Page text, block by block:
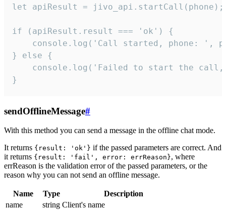
let apiResult = jivo_api.startCall(phone);
if (apiResult.result === 'ok') {
console.log('Call started, phone: ',
} else {
console.log('Failed to start the
}
sendOfflineMessage#
With this method you can send a message in the offline chat mode.
It returns {result: 'ok'} if the passed parameters are correct. And
it returns {result: 'fail', error: errReason}, where
errReason is the validation error of the passed parameters, or the
reason why you can not send an offline message.
Name Type
Description
name
string Client's name